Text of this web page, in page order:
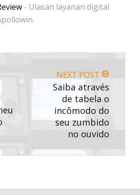
- Ulasan layanan digital
NEXT POST
Saiba através
de tabela o
incômodo do
seu zumbido
no ouvido